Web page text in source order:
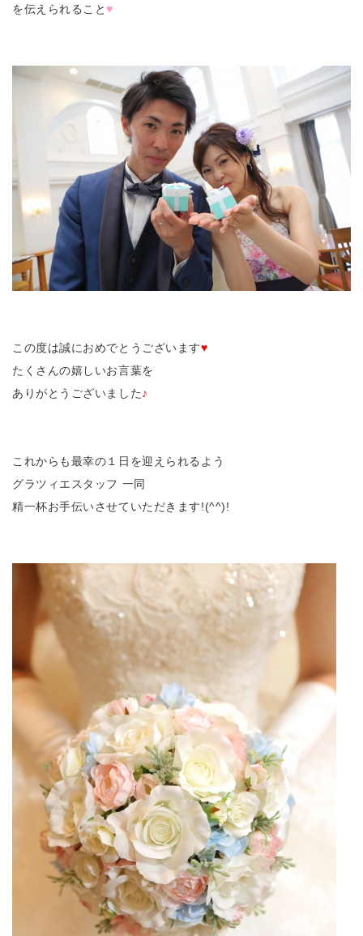
を伝えられること♥
この度は誠におめでとうございます♥
たくさんの嬉しいお言葉を
ありがとうございました♪
これからも最幸の１日を迎えられるよう
グラツィエスタッフ 一同
精一杯お手伝いさせていただきます!(^^)!